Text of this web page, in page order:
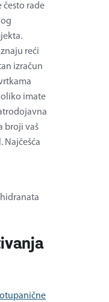
često rade
reći
izračun
imate
broji vaš
Najčešća